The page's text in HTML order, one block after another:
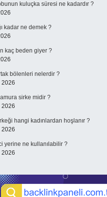
kuluçka süresi ne kadardır ?
kadar ne demek ?
kaç beden giyer ?
bölenleri nelerdir ?
2026
sirke midir ?
2026
hangi kadınlardan hoşlanır ?
2026
yerine ne kullanılabilir ?
2026